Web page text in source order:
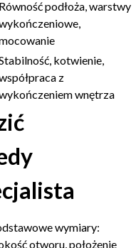
Równość podłoża, warstwy
kotwienie,
z
wnętrza
wymiary:
otworu, położenie